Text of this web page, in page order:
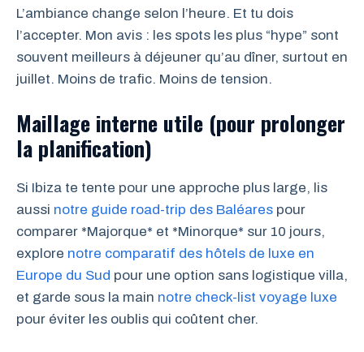
L’ambiance change selon l’heure. Et tu dois
l’accepter. Mon avis : les spots les plus “hype” sont
souvent meilleurs à déjeuner qu’au dîner, surtout en
juillet. Moins de trafic. Moins de tension.
Maillage interne utile (pour prolonger
la planification)
Si Ibiza te tente pour une approche plus large, lis
aussi notre guide road-trip des Baléares pour
comparer *Majorque* et *Minorque* sur 10 jours,
explore notre comparatif des hôtels de luxe en
Europe du Sud pour une option sans logistique villa,
et garde sous la main notre check-list voyage luxe
pour éviter les oublis qui coûtent cher.